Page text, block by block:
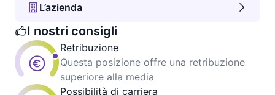
L’azienda
I nostri consigli
Retribuzione
Questa posizione offre una retribuzione
superiore alla media
Possibilità di carriera